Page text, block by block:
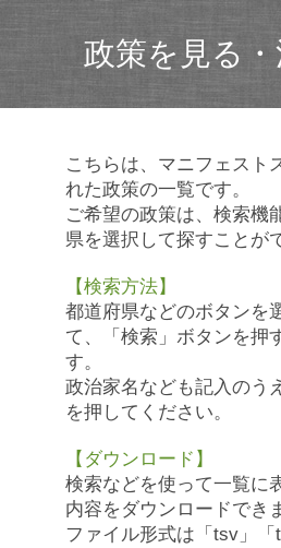
政策を見る
こちらは、マニフェスト
れた政策の一覧です。
ご希望の政策は、検索機
県を選択して探すことが
【検索方法】
都道府県などのボタンを
て、「検索」ボタンを押
す。
政治家名なども記入のう
を押してください。
【ダウンロード】
検索などを使って一覧に
内容をダウンロードでき
ファイル形式は「tsv」